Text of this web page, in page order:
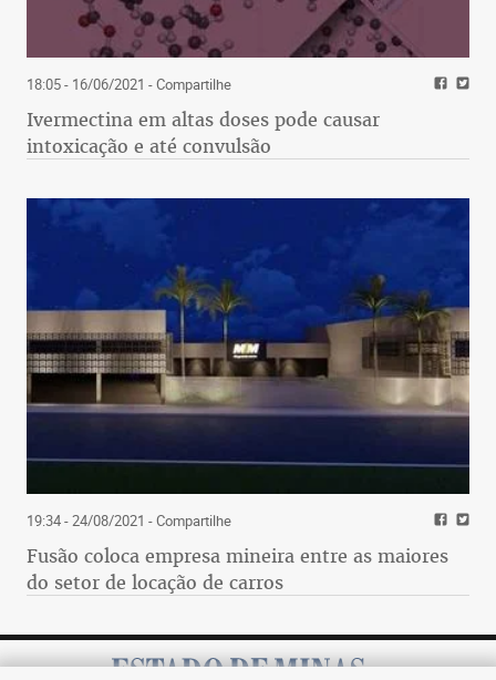
18:05 - 16/06/2021 - Compartilhe
Ivermectina em altas doses pode causar
intoxicação e até convulsão
19:34 - 24/08/2021 - Compartilhe
Fusão coloca empresa mineira entre as maiores
do setor de locação de carros